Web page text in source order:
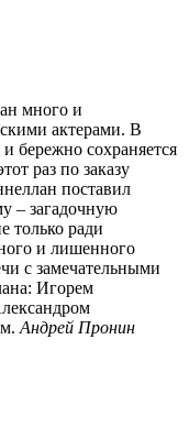
много и
актерами. В
бережно сохраняется
раз по заказу
поставил
– загадочную
только ради
и лишенного
с замечательными
Игорем
Андрей Пронин